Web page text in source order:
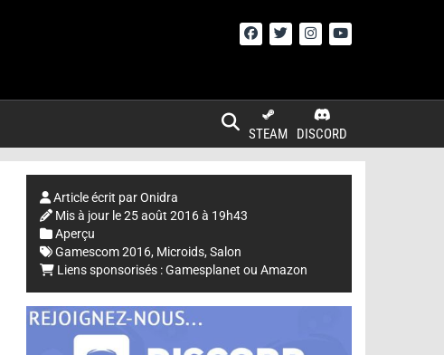
DISCORD
STEAM
Article écrit parOnidra
Mis à jour le25 août 2016 à 19h43
Aperçu
Gamescom 2016, Microids, Salon
Liens sponsorisés :Gamesplanet ou Amazon